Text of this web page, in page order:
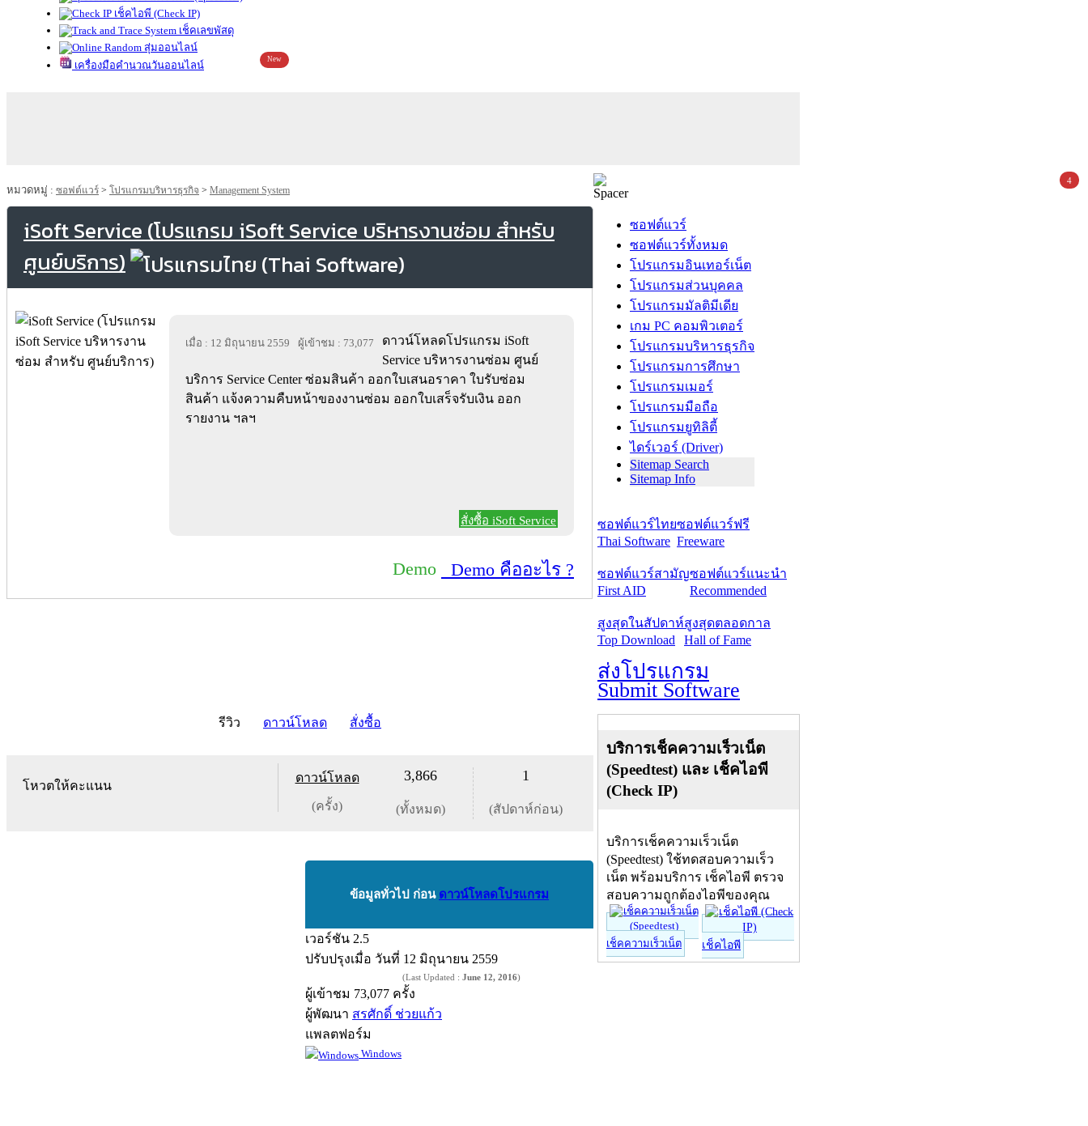
เช็คไอพี (Check IP)
เช็คเลขพัสดุ
สุ่มออนไลน์
เครื่องมือคำนวณวันออนไลน์
New
หมวดหมู่ : ซอฟต์แวร์ > โปรแกรมบริหารธุรกิจ > Management System
iSoft Service (โปรแกรม iSoft Service บริหารงานซ่อม สำหรับ
ศูนย์บริการ)
เมื่อ : 12 มิถุนายน 2559 ผู้เข้าชม : 73,077
ดาวน์โหลดโปรแกรม iSoft
Service บริหารงานซ่อม ศูนย์
บริการ Service Center ซ่อมสินค้า ออกใบเสนอราคา ใบรับซ่อม
สินค้า แจ้งความคืบหน้าของงานซ่อม ออกใบเสร็จรับเงิน ออก
รายงาน ฯลฯ
สั่งซื้อ iSoft Service
Demo Demo คืออะไร ?
รีวิว ดาวน์โหลด สั่งซื้อ
โหวตให้คะแนน
ดาวน์โหลด
(ครั้ง)
3,866
(ทั้งหมด)
1
(สัปดาห์ก่อน)
ข้อมูลทั่วไป ก่อน ดาวน์โหลดโปรแกรม
เวอร์ชัน 2.5
ปรับปรุงเมื่อ วันที่ 12 มิถุนายน 2559
(Last Updated : June 12, 2016)
ผู้เข้าชม 73,077 ครั้ง
ผู้พัฒนา สรศักดิ์ ช่วยแก้ว
แพลตฟอร์ม
Windows
ซอฟต์แวร์
ซอฟต์แวร์ทั้งหมด
โปรแกรมอินเทอร์เน็ต
โปรแกรมส่วนบุคคล
โปรแกรมมัลติมีเดีย
เกม PC คอมพิวเตอร์
โปรแกรมบริหารธุรกิจ
โปรแกรมการศึกษา
โปรแกรมเมอร์
โปรแกรมมือถือ
โปรแกรมยูทิลิตี้
ไดร์เวอร์ (Driver)
Sitemap Search
Sitemap Info
ซอฟต์แวร์ไทย
Thai Software
ซอฟต์แวร์ฟรี
Freeware
ซอฟต์แวร์สามัญ
First AID
ซอฟต์แวร์แนะนำ
Recommended
สูงสุดในสัปดาห์
Top Download
สูงสุดตลอดกาล
Hall of Fame
ส่งโปรแกรม
Submit Software
บริการเช็คความเร็วเน็ต
(Speedtest) และ เช็คไอพี
(Check IP)
บริการเช็คความเร็วเน็ต
(Speedtest) ใช้ทดสอบความเร็ว
เน็ต พร้อมบริการ เช็คไอพี ตรวจ
สอบความถูกต้องไอพีของคุณ
เช็คความเร็วเน็ต เช็คไอพี
4